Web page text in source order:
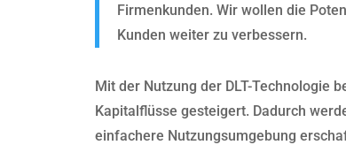
Firmenkunden. Wir wollen die
Kunden weiter zu verbessern.
Mit der Nutzung der DLT-Technologie
Kapitalflüsse gesteigert. Dadurch
einfachere Nutzungsumgebung